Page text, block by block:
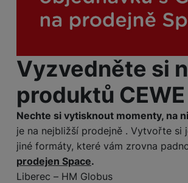
Vyzvedněte si
produktů CEWE
Nechte si vytisknout momenty, na
je na nejbližší prodejně . Vytvořte
jiné formáty, které vám zrovna
prodejen Space.
Liberec – HM Globus